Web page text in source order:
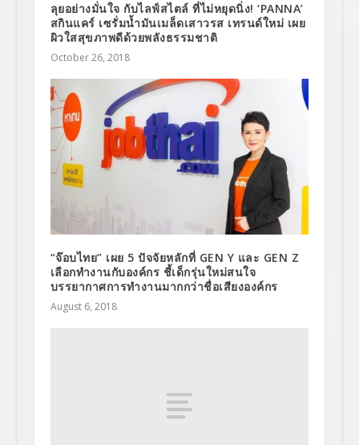
ลุยอย่างมั่นใจ กับไลฟ์สไตล์ ที่ไม่หยุดนิ่ง! ‘PANNA’
สกินแคร์ เซรั่มน้ำมันเมล็ดเสาวรส เทรนด์ใหม่ เผย
ผิวใสสุขภาพดีด้วยพลังธรรมชาติ
October 26, 2018
“จ๊อบไทย” เผย 5 ปัจจัยหลักที่ GEN Y และ GEN Z
เลือกทำงานกับองค์กร ชี้เด็กรุ่นใหม่สนใจ
บรรยากาศการทำงานมากกว่าชื่อเสียงองค์กร
August 6, 2018